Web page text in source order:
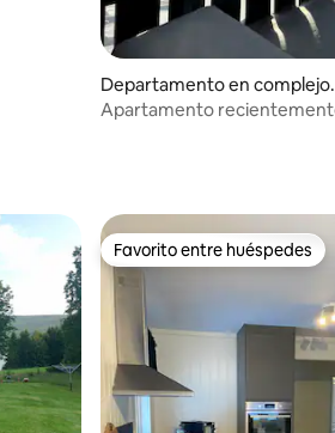
Departamento en complejo
esidencial en Trysil
Apartamento
destacadosFavorito entre huéspedes
Favorito entre huéspedes